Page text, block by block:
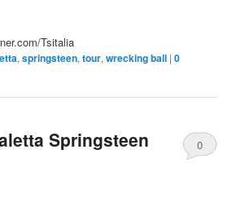
Tsitalia
,springsteen,tour,wrecking ball |0
Springsteen
0